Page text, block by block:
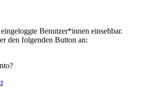
Benutzer*innen einsehbar.
den folgenden Button an: